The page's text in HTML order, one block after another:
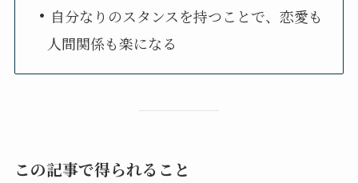
・ 自分なりのスタンスを持つことで、恋愛も
人間関係も楽になる
この記事で得られること